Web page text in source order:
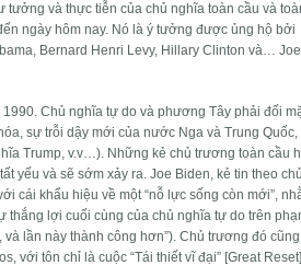
tưởng và thực tiễn của chủ nghĩa toàn cầu và
ngày hôm nay. Nó là ý tưởng được ủng hộ bởi
Bernard Henri Levy, Hillary Clinton và… Joe
Chủ nghĩa tự do và phương Tây phải đối
sự trỗi dậy mới của nước Nga và Trung Quốc,
Trump, v.v…). Những kẻ chủ trương toàn cầu
yếu và sẽ sớm xảy ra. Joe Biden, kẻ tin theo chủ
cái khẩu hiệu về một “nỗ lực sống còn mới”,
lợi cuối cùng của chủ nghĩa tự do trên
lần này thành công hơn”). Chủ trương đó cũng
với tôn chỉ là cuộc “Tái thiết vĩ đại” [Great